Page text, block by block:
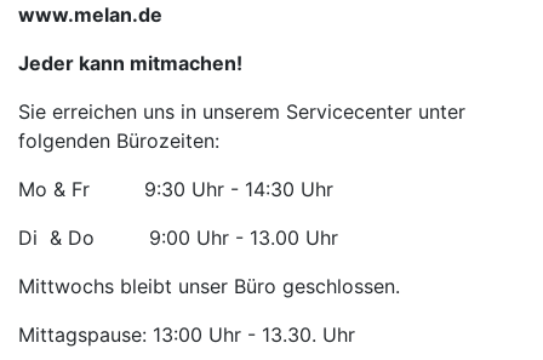
www.melan.de
Jeder kann mitmachen!
Sie erreichen uns in unserem Servicecenter unter
folgenden Bürozeiten:
Mo & Fr 9:30 Uhr - 14:30 Uhr
Di & Do 9:00 Uhr - 13.00 Uhr
Mittwochs bleibt unser Büro geschlossen.
Mittagspause: 13:00 Uhr - 13.30. Uhr